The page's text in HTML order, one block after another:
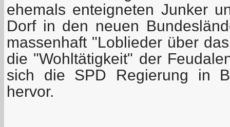
ehemals enteigneten Junker
Dorf in den neuen
massenhaft "Loblieder über
die "Wohltätigkeit" der
sich die SPD Regierung in
hervor.